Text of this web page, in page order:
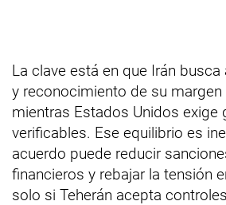
La clave está en que Irán
y reconocimiento de su margen
mientras Estados Unidos exige
verificables. Ese equilibrio es
acuerdo puede reducir
financieros y rebajar la tensión
solo si Teherán acepta